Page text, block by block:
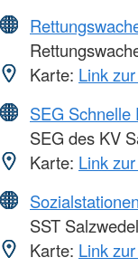
Karte: Link
SEG Schnelle
SEG des KV
Karte: Link
Sozialstationen
SST Salzwedel
Karte: Link